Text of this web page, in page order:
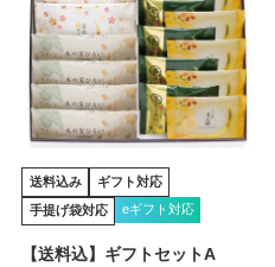
送料込み ギフト対応
手提げ袋対応 eギフト対応
【送料込】ギフトセットA